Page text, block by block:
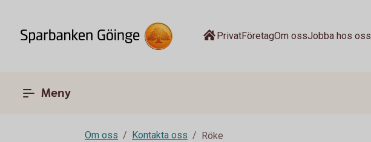
PrivatFöretagOm ossJobba hos oss
Meny
Om oss Kontakta oss Röke